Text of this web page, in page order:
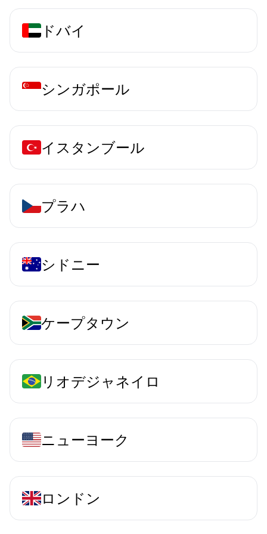
ドバイ
シンガポール
イスタンブール
プラハ
シドニー
ケープタウン
リオデジャネイロ
ニューヨーク
ロンドン